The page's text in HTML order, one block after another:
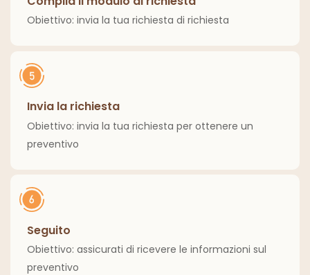
Obiettivo: invia la tua richiesta di richiesta
Invia la richiesta
Obiettivo: invia la tua richiesta per ottenere un
preventivo
Seguito
Obiettivo: assicurati di ricevere le informazioni sul
preventivo